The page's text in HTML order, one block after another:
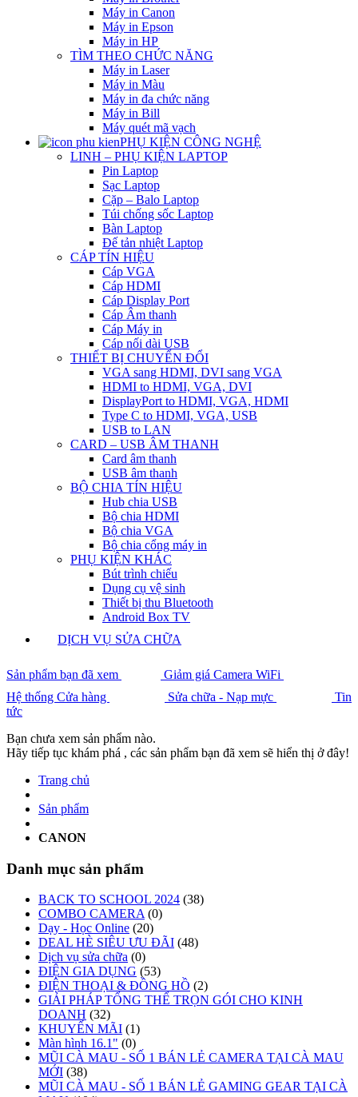
Máy in Canon
Máy in Epson
Máy in HP
TÌM THEO CHỨC NĂNG
Máy in Laser
Máy in Màu
Máy in đa chức năng
Máy in Bill
Máy quét mã vạch
PHỤ KIỆN CÔNG NGHỆ
LINH – PHỤ KIỆN LAPTOP
Pin Laptop
Sạc Laptop
Cặp – Balo Laptop
Túi chống sốc Laptop
Bàn Laptop
Đế tản nhiệt Laptop
CÁP TÍN HIỆU
Cáp VGA
Cáp HDMI
Cáp Display Port
Cáp Âm thanh
Cáp Máy in
Cáp nối dài USB
THIẾT BỊ CHUYỂN ĐỔI
VGA sang HDMI, DVI sang VGA
HDMI to HDMI, VGA, DVI
DisplayPort to HDMI, VGA, HDMI
Type C to HDMI, VGA, USB
USB to LAN
CARD – USB ÂM THANH
Card âm thanh
USB âm thanh
BỘ CHIA TÍN HIỆU
Hub chia USB
Bộ chia HDMI
Bộ chia VGA
Bộ chia cổng máy in
PHỤ KIỆN KHÁC
Bút trình chiếu
Dụng cụ vệ sinh
Thiết bị thu Bluetooth
Android Box TV
DỊCH VỤ SỬA CHỮA
Sản phẩm bạn đã xem
Giảm giá Camera WiFi
Hệ thống Cửa hàng
Sửa chữa - Nạp mực
Tin
tức
Bạn chưa xem sản phẩm nào.
Hãy tiếp tục khám phá , các sản phẩm bạn đã xem sẽ hiển thị ở đây!
Trang chủ
Sản phẩm
CANON
Danh mục sản phẩm
BACK TO SCHOOL 2024 (38)
COMBO CAMERA (0)
Dạy - Học Online (20)
DEAL HÈ SIÊU ƯU ĐÃI (48)
Dịch vụ sửa chữa (0)
ĐIỆN GIA DỤNG (53)
ĐIỆN THOẠI & ĐỒNG HỒ (2)
GIẢI PHÁP TỔNG THỂ TRỌN GÓI CHO KINH
DOANH (32)
KHUYẾN MÃI (1)
Màn hình 16.1" (0)
MŨI CÀ MAU - SỐ 1 BÁN LẺ CAMERA TẠI CÀ MAU
MỚI (38)
MŨI CÀ MAU - SỐ 1 BÁN LẺ GAMING GEAR TẠI CÀ